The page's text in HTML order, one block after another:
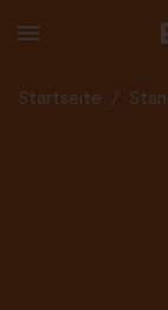
TO
Startseite /